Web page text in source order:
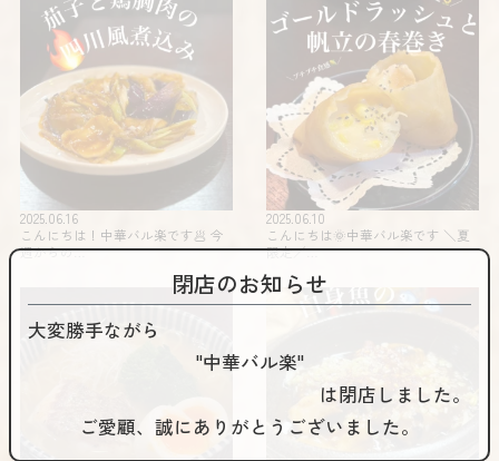
2025.06.16
こんにちは！中華バル楽です🥟 今
週からの…
2025.06.10
こんにちは🌞中華バル楽です️ ＼夏
限定️／…
閉店のお知らせ
大変勝手ながら
"中華バル楽"
は閉店しました。
ご愛顧、誠にありがとうございました。